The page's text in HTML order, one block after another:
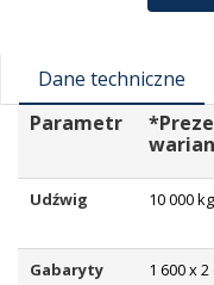
Dane techniczne
Parametr
Udźwig 10 000 kg
Gabaryty
1 600 x